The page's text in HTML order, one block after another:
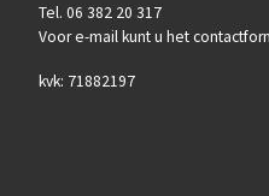
Tel. 06 382 20 317
Voor e-mail kunt u het
kvk: 71882197